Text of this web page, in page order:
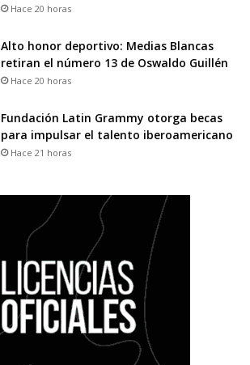
Hace 20 horas
Alto honor deportivo: Medias Blancas
retiran el número 13 de Oswaldo Guillén
Hace 20 horas
Fundación Latin Grammy otorga becas
para impulsar el talento iberoamericano
Hace 21 horas